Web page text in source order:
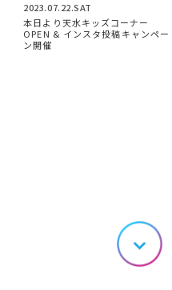
2023.07.22.SAT
本日より天水キッズコーナー
OPEN & インスタ投稿キャンペー
ン開催